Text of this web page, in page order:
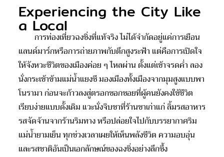
Experiencing the City Like
a Local
การท่องเที่ยวฉงชิ่งที่แท้จริง ไม่ได้จำกัดอยู่แค่การเยือน
แลนด์มาร์กหรือการถ่ายภาพกับตึกสูงระฟ้า แต่คือการเปิดใจ
ให้จังหวะชีวิตของเมืองค่อย ๆ ไหลผ่าน ตั้งแต่เช้าจรดค่ำ ลอง
นั่งกระเช้าข้ามแม่น้ำแยงซี มองเมืองทั้งเมืองจากมุมสูงแบบพา
โนรามา ก่อนจะก้าวลงสู่ตรอกซอกซอยที่ผู้คนยังคงใช้ชีวิต
เรียบง่ายแบบดั้งเดิม แวะนั่งจิบชาที่ร้านชาเก่าแก่ ลิ้มรสอาหาร
รสจัดจ้านจากร้านริมทาง หรือปล่อยใจไปกับบรรยากาศริม
แม่น้ำยามเย็น ทุกช่วงเวลาเผยให้เห็นพลังชีวิต ความอบอุ่น
และรสชาติอันเป็นเอกลักษณ์ของฉงชิ่งอย่างลึกซึ้ง